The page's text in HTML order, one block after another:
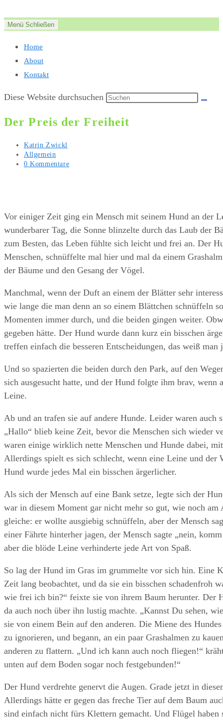
Inhalt
Menü Schließen
Home
About
Kontakt
Diese Website durchsuchen
Der Preis der Freiheit
Beitrags-
Autor:
Katrin Zwickl
Beitrags-
Kategorie:
Allgemein
Beitrags-
0 Kommentare
Vor einiger Zeit ging ein Mensch mit seinem Hund an der
wunderbarer Tag, die Sonne blinzelte durch das Laub der
zum Besten, das Leben fühlte sich leicht und frei an. Der
Menschen, schnüffelte mal hier und mal da einem
der Bäume und den Gesang der Vögel.
Manchmal, wenn der Duft an einem der Blätter sehr
wie lange die man denn an so einem Blättchen schnüffeln
Momenten immer durch, und die beiden gingen weiter.
gegeben hätte. Der Hund wurde dann kurz ein bisschen
treffen einfach die besseren Entscheidungen, das weiß man
Und so spazierten die beiden durch den Park, auf den
sich ausgesucht hatte, und der Hund folgte ihm brav, wenn
Leine.
Ab und an trafen sie auf andere Hunde. Leider waren
„Hallo“ blieb keine Zeit, bevor die Menschen sich wieder
waren einige wirklich nette Menschen und Hunde dabei,
Allerdings spielt es sich schlecht, wenn eine Leine und der
Hund wurde jedes Mal ein bisschen ärgerlicher.
Als sich der Mensch auf eine Bank setze, legte sich der
war in diesem Moment gar nicht mehr so gut, wie noch am
gleiche: er wollte ausgiebig schnüffeln, aber der Mensch
einer Fährte hinterher jagen, der Mensch sagte „nein,
aber die blöde Leine verhinderte jede Art von Spaß.
So lag der Hund im Gras im grummelte vor sich hin. Eine
Zeit lang beobachtet, und da sie ein bisschen schadenfroh
wie frei ich bin?“ feixte sie von ihrem Baum herunter. Der
da auch noch über ihn lustig machte. „Kannst Du sehen,
sie von einem Bein auf den anderen. Die Miene des
zu ignorieren, und begann, an ein paar Grashalmen zu
anderen zu flattern. „Und ich kann auch noch fliegen!“
unten auf dem Boden sogar noch festgebunden!“
Der Hund verdrehte genervt die Augen. Grade jetzt in
Allerdings hätte er gegen das freche Tier auf dem Baum
sind einfach nicht fürs Klettern gemacht. Und Flügel haben